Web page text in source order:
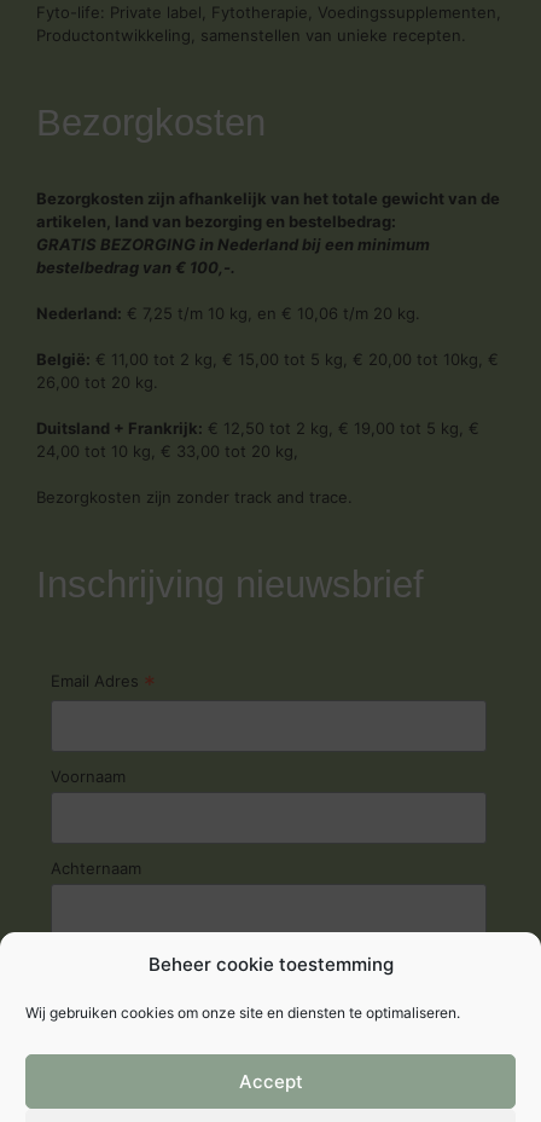
Beheer cookie toestemming
Wij gebruiken cookies om onze site en diensten te optimaliseren.
Accept
Fyto-life: Private label, Fytotherapie, Voedingssupplementen,
Productontwikkeling, samenstellen van unieke recepten.
Bezorgkosten
Bezorgkosten zijn afhankelijk van het totale gewicht van de
artikelen, land van bezorging en bestelbedrag:
GRATIS BEZORGING in Nederland bij een minimum
bestelbedrag van € 100,-.
Nederland: € 7,25 t/m 10 kg, en € 10,06 t/m 20 kg.
België: € 11,00 tot 2 kg, € 15,00 tot 5 kg, € 20,00 tot 10kg, €
26,00 tot 20 kg.
Duitsland + Frankrijk: € 12,50 tot 2 kg, € 19,00 tot 5 kg, €
24,00 tot 10 kg, € 33,00 tot 20 kg,
Bezorgkosten zijn zonder track and trace.
Inschrijving nieuwsbrief
Email Adres *
Voornaam
Achternaam